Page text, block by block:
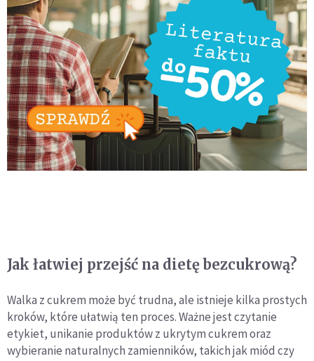
Jak łatwiej przejść na dietę bezcukrową?
Walka z cukrem może być trudna, ale istnieje kilka prostych
kroków, które ułatwią ten proces. Ważne jest czytanie
etykiet, unikanie produktów z ukrytym cukrem oraz
wybieranie naturalnych zamienników, takich jak miód czy